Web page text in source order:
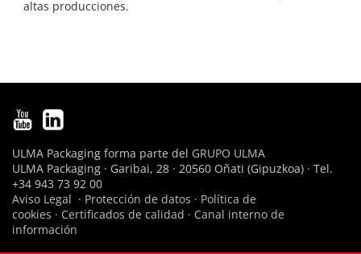
altas producciones.
ULMA Packaging forma parte del GRUPO ULMA
ULMA Packaging · Garibai, 28 · 20560 Oñati (Gipuzkoa) · Tel.
+34 943 73 92 00
Aviso Legal · Protección de datos · Política de
cookies · Certificados de calidad · Canal interno de
información